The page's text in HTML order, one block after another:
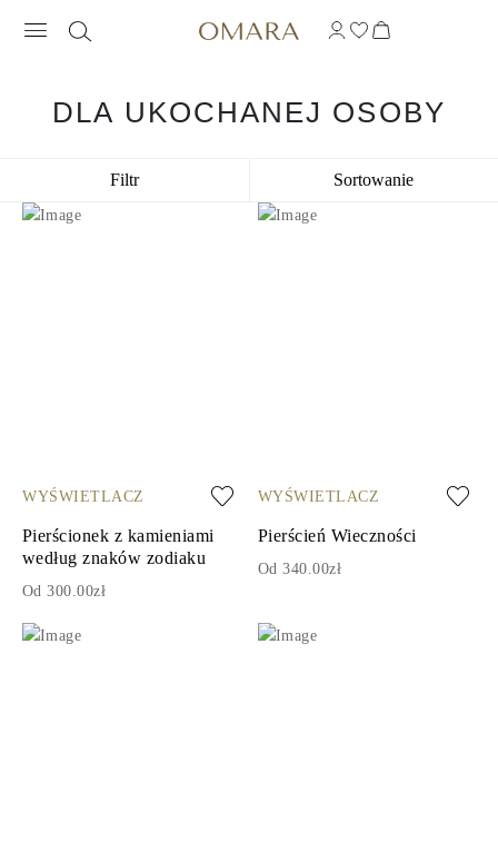
DLA UKOCHANEJ OSOBY
Filtr Sortowanie
WYŚWIETLACZ
Pierścionek z kamieniami
według znaków zodiaku
Od 300.00zł
WYŚWIETLACZ
Pierścień Wieczności
Od 340.00zł